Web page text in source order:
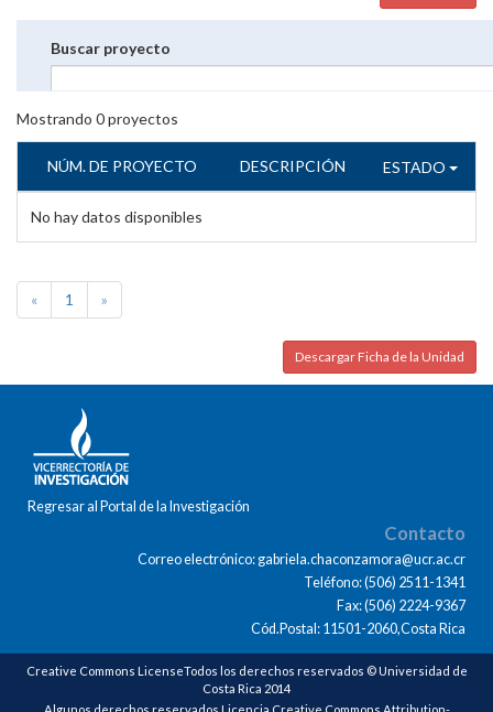
Buscar proyecto
Mostrando 0proyectos
NÚM. DE PROYECTO DESCRIPCIÓN ESTADO
No hay datos disponibles
« 1 »
Descargar Ficha de la Unidad
Regresar al Portal de la Investigación
Contacto
Correo electrónico: gabriela.chaconzamora@ucr.ac.cr
Teléfono: (506) 2511-1341
Fax: (506) 2224-9367
Cód.Postal: 11501-2060,Costa Rica
Creative Commons LicenseTodos los derechos reservados © Universidad de
Costa Rica 2014